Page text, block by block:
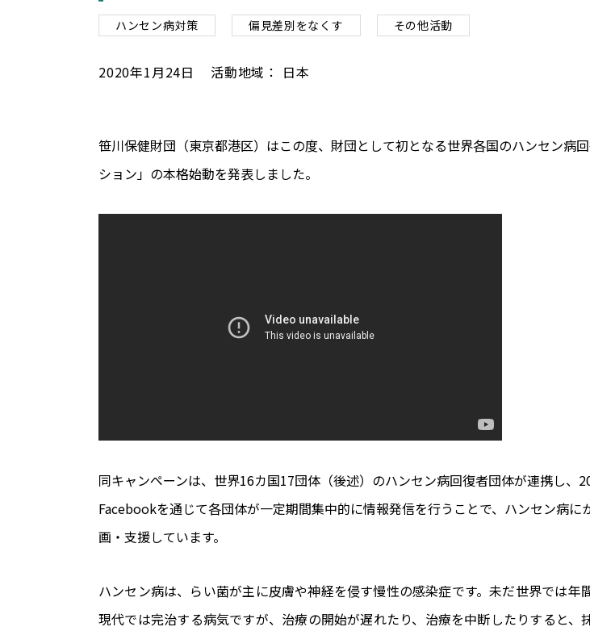
ハンセン病対策 偏見差別をなくす その他活動
2020年1月24日 活動地域： 日本
笹川保健財団（東京都港区）はこの度、財団として初となる世界各国のハンセン病
ション」の本格始動を発表しました。
同キャンペーンは、世界16カ国17団体（後述）のハンセン病回復者団体が連携し
Facebookを通じて各団体が一定期間集中的に情報発信を行うことで、ハンセン病
画・支援しています。
ハンセン病は、らい菌が主に皮膚や神経を侵す慢性の感染症です。未だ世界では
現代では完治する病気ですが、治療の開始が遅れたり、治療を中断したりすると